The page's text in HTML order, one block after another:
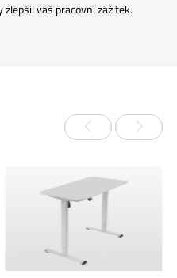
váš pracovní zážitek.